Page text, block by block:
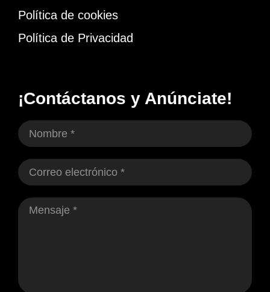
Política de cookies
Política de Privacidad
¡Contáctanos y Anúnciate!